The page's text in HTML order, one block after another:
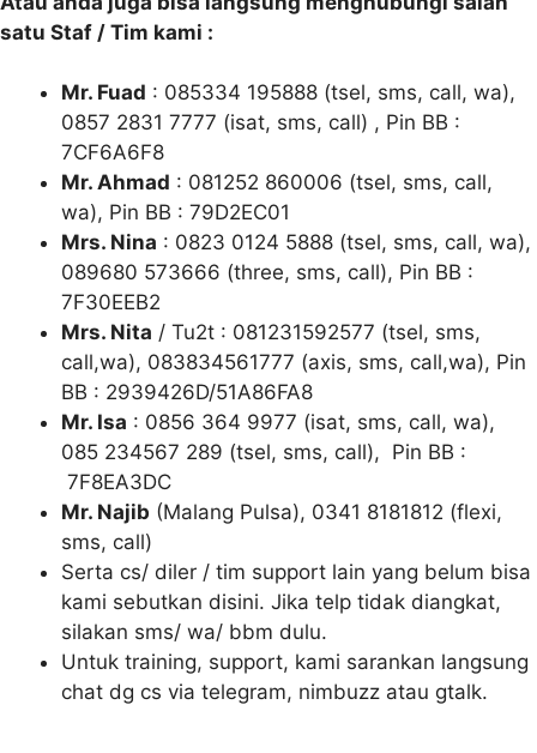
satu Staf / Tim kami :
Mr. Fuad : 085334 195888 (tsel, sms, call, wa),
0857 2831 7777 (isat, sms, call) , Pin BB :
7CF6A6F8
Mr. Ahmad : 081252 860006 (tsel, sms, call,
wa), Pin BB : 79D2EC01
Mrs. Nina : 0823 0124 5888 (tsel, sms, call, wa),
089680 573666 (three, sms, call), Pin BB :
7F30EEB2
Mrs. Nita / Tu2t : 081231592577 (tsel, sms,
call,wa), 083834561777 (axis, sms, call,wa), Pin
BB : 2939426D/51A86FA8
Mr. Isa : 0856 364 9977 (isat, sms, call, wa),
085 234567 289 (tsel, sms, call), Pin BB :
7F8EA3DC
Mr. Najib (Malang Pulsa), 0341 8181812 (flexi,
sms, call)
Serta cs/ diler / tim support lain yang belum bisa
kami sebutkan disini. Jika telp tidak diangkat,
silakan sms/ wa/ bbm dulu.
Untuk training, support, kami sarankan langsung
chat dg cs via telegram, nimbuzz atau gtalk.